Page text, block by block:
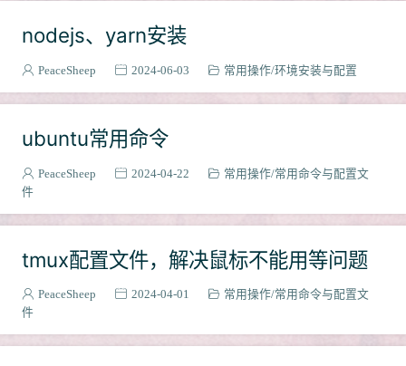
C++
OS比赛 3
班级作业管理系统 6
Go
Pyhton
nodejs、yarn安装
PeaceSheep 2024-06-03 常用操作 环境安装与配置
ubuntu常用命令
PeaceSheep 2024-04-22 常用操作 常用命令与配置文
件
tmux配置文件，解决鼠标不能用等问题
PeaceSheep 2024-04-01 常用操作 常用命令与配置文
件